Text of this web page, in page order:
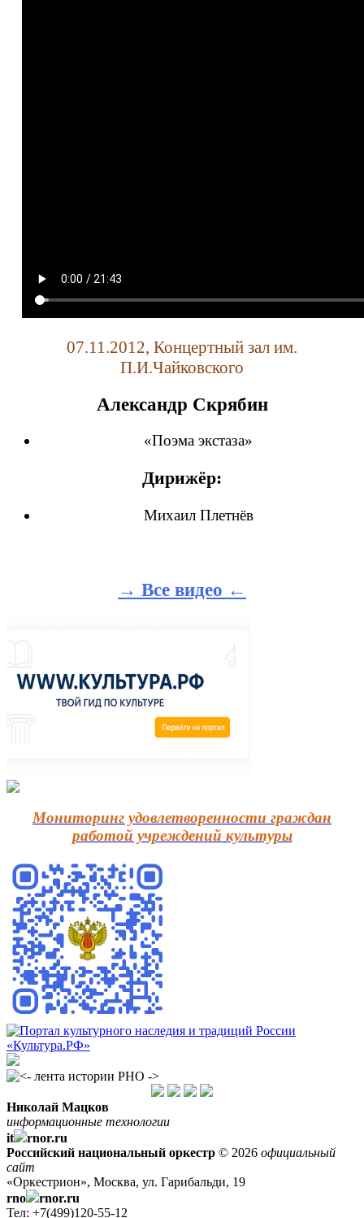
07.11.2012, Концертный зал им.
П.И.Чайковского
Александр Скрябин
«Поэма экстаза»
Дирижёр:
Михаил Плетнёв
→ Все видео ←
Мониторинг удовлетворенности граждан
работой учреждений культуры
Николай Мацков
информационные технологии
it
rnor.ru
Российский национальный оркестр © 2026 официальный
сайт
«Оркестрион», Москва, ул. Гарибальди, 19
rno
rnor.ru
Тел: +7(499)120-55-12